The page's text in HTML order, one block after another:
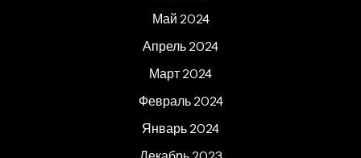
Май 2024
Апрель 2024
Март 2024
Февраль 2024
Январь 2024